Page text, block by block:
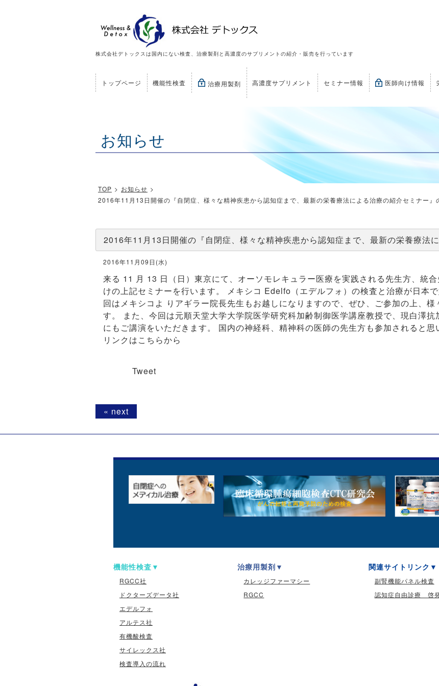
株式会社デトックスは国内にない検査、治療製剤と高濃度のサプリメントの紹介・販売を行っています
トップページ 機能性検査 治療用製剤 高濃度サプリメント セミナー情報 医師向け情報
お知らせ
TOP > お知らせ >
2016年11月13日開催の『自閉症、様々な精神疾患から認知症まで、最新の栄養療法による治療の紹介セミナー』
2016年11月13日開催の『自閉症、様々な精神疾患から認知症まで、最新の栄養療法
2016年11月09日(水)
来る 11 月 13 日（日）東京にて、オーソモレキュラー医療を実践される先生方、統
けの上記セミナーを行います。 メキシコ Edelfo（エデルフォ）の検査と治療が日本
回はメキシコよ りアギラー院長先生もお越しになりますので、ぜひ、ご参加の上、
す。 また、今回は元順天堂大学大学院医学研究科加齢制御医学講座教授で、現白澤
にもご講演をいただきます。 国内の神経科、精神科の医師の先生方も参加されると思
リンクはこちらから
Tweet
« next
機能性検査
RGCC社
ドクターズデータ社
エデルフォ
アルテス社
有機酸検査
サイレックス社
検査導入の流れ
治療用製剤
カレッジファーマシー
RGCC
関連サイトリンク
副腎機能パネル検査
認知症自由診療 啓